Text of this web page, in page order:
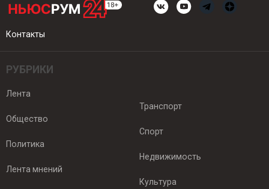
Контакты
РУБРИКИ
Лента
Общество
Политика
Лента мнений
Транспорт
Спорт
Недвижимость
Культура